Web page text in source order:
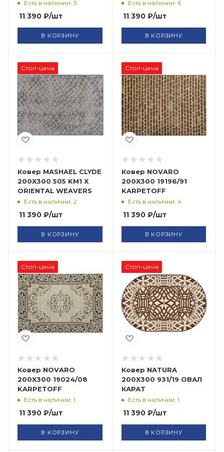
Есть в наличии: 3
11 390 ₽/шт
В КОРЗИНУ
Есть в наличии: 6
11 390₽/шт
В КОРЗИНУ
Стоп-цена
Ковер MASHAEL CLYDE
200X300 505 KM1 X
ORIENTAL WEAVERS
Есть в наличии: 2
11 390 ₽/шт
В КОРЗИНУ
Стоп-цена
Ковер NOVARO
200X300 19196/91
KARPETOFF
Есть в наличии: 4
11 390₽/шт
В КОРЗИНУ
Стоп-цена
Ковер NOVARO
200X300 19024/08
KARPETOFF
Есть в наличии: 1
11 390 ₽/шт
В КОРЗИНУ
Стоп-цена
Ковер NATURA
200Х300 931/19 ОВАЛ
КАРАТ
Есть в наличии: 1
11 390₽/шт
В КОРЗИНУ